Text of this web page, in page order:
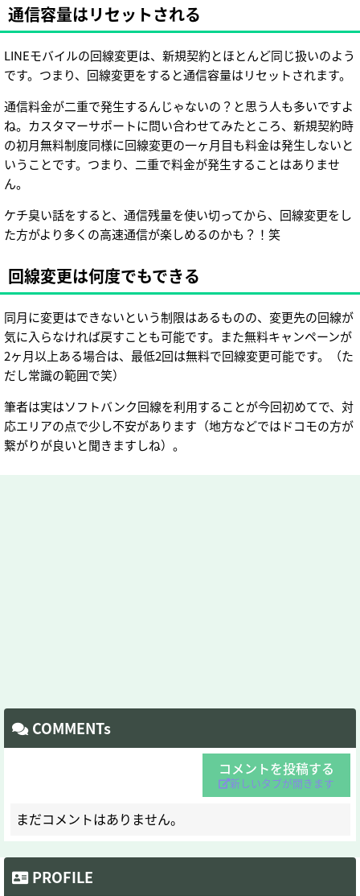
通信容量はリセットされる
LINEモバイルの回線変更は、新規契約とほとんど同じ扱いのよう
です。つまり、回線変更をすると通信容量はリセットされます。
通信料金が二重で発生するんじゃないの？と思う人も多いですよ
ね。カスタマーサポートに問い合わせてみたところ、新規契約時
の初月無料制度同様に回線変更の一ヶ月目も料金は発生しないと
いうことです。つまり、二重で料金が発生することはありませ
ん。
ケチ臭い話をすると、通信残量を使い切ってから、回線変更をし
た方がより多くの高速通信が楽しめるのかも？！笑
回線変更は何度でもできる
同月に変更はできないという制限はあるものの、変更先の回線が
気に入らなければ戻すことも可能です。また無料キャンペーンが
2ヶ月以上ある場合は、最低2回は無料で回線変更可能です。（た
だし常識の範囲で笑）
筆者は実はソフトバンク回線を利用することが今回初めてで、対
応エリアの点で少し不安があります（地方などではドコモの方が
繋がりが良いと聞きますしね）。
COMMENTs
コメントを投稿する
新しいタブが開きます
まだコメントはありません。
PROFILE